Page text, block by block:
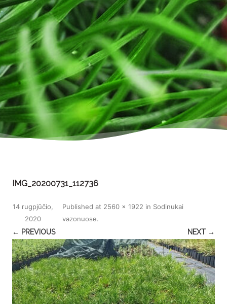
IMG_20200731_112736
Published
14 rugpjūčio,
2020
at 2560 × 1922 in Sodinukai
vazonuose.
← PREVIOUS
NEXT →